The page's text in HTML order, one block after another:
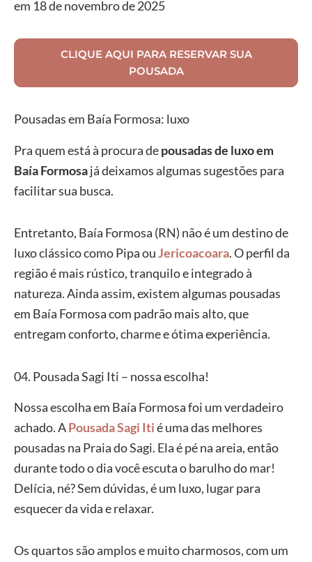
em 18 de novembro de 2025
CLIQUE AQUI PARA RESERVAR SUA
POUSADA
Pousadas em Baía Formosa: luxo
Pra quem está à procura depousadas de luxo em
Baía Formosajá deixamos algumas sugestões para
facilitar sua busca.
Entretanto, Baía Formosa (RN) não é um destino de
luxo clássico comoPipaouJericoacoara. O perfil da
região é mais rústico, tranquilo e integrado à
natureza. Ainda assim, existem algumas pousadas
em Baía Formosa com padrão mais alto, que
entregam conforto, charme e ótima experiência.
04. Pousada Sagi Iti – nossa escolha!
Nossa escolha em Baía Formosa foi um verdadeiro
achado. APousada Sagi Itié uma das melhores
pousadas na Praia do Sagi. Ela é pé na areia, então
durante todo o dia você escuta o barulho do mar!
Delícia, né? Sem dúvidas, é um luxo, lugar para
esquecer da vida e relaxar.
Os quartos são amplos e muito charmosos, com um